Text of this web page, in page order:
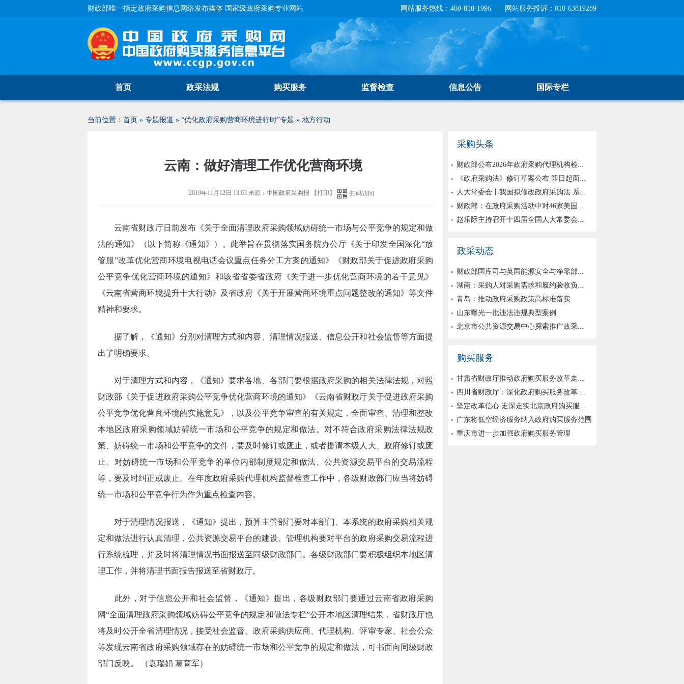
财政部唯一指定政府采购信息网络发布媒体 国家级政府采购专业网站 网站服务热线：400-810-1996 | 网站服务投诉：010-63819289
首页 政采法规 购买服务 监督检查 信息公告 国际专栏
当前位置： 首页 » 专题报道 » “优化政府采购营商环境进行时”专题 » 地方行动
云南：做好清理工作优化营商环境
2019年11月12日 13:03来源： 中国政府采购报 【打印 】 扫码访问
云南省财政厅日前发布《关于全面清理政府采购领域妨碍统一市场与公平竞争的规定和做
法的通知》（以下简称《通知》）。此举旨在贯彻落实国务院办公厅《关于印发全国深化“放
管服”改革优化营商环境电视电话会议重点任务分工方案的通知》《财政部关于促进政府采购
公平竞争优化营商环境的通知》和该省省委省政府《关于进一步优化营商环境的若干意见》
《云南省营商环境提升十大行动》及省政府《关于开展营商环境重点问题整改的通知》等文件
精神和要求。
据了解，《通知》分别对清理方式和内容、清理情况报送、信息公开和社会监督等方面提
出了明确要求。
对于清理方式和内容，《通知》要求各地、各部门要根据政府采购的相关法律法规，对照
财政部《关于促进政府采购公平竞争优化营商环境的通知》《云南省财政厅关于促进政府采购
公平竞争优化营商环境的实施意见》，以及公平竞争审查的有关规定，全面审查、清理和整改
本地区政府采购领域妨碍统一市场和公平竞争的规定和做法。对不符合政府采购法律法规政
策、妨碍统一市场和公平竞争的文件，要及时修订或废止，或者提请本级人大、政府修订或废
止。对妨碍统一市场和公平竞争的单位内部制度规定和做法、公共资源交易平台的交易流程
等，要及时纠正或废止。在年度政府采购代理机构监督检查工作中，各级财政部门应当将妨碍
统一市场和公平竞争行为作为重点检查内容。
对于清理情况报送，《通知》提出，预算主管部门要对本部门、本系统的政府采购相关规
定和做法进行认真清理，公共资源交易平台的建设、管理机构要对平台的政府采购交易流程进
行系统梳理，并及时将清理情况书面报送至同级财政部门。各级财政部门要积极组织本地区清
理工作，并将清理书面报告报送至省财政厅。
此外，对于信息公开和社会监督，《通知》提出，各级财政部门要通过云南省政府采购
网“全面清理政府采购领域妨碍公平竞争的规定和做法专栏”公开本地区清理结果，省财政厅也
将及时公开全省清理情况，接受社会监督。政府采购供应商、代理机构、评审专家、社会公众
等发现云南省政府采购领域存在的妨碍统一市场和公平竞争的规定和做法，可书面向同级财政
部门反映。
（袁瑞娟 葛育军）
采购头条
财政部公布2026年政府采购代理机构检...
《政府采购法》修订草案公布 即日起面...
人大常委会丨我国拟修改政府采购法 系...
财政部：在政府采购活动中对46家美国...
赵乐际主持召开十四届全国人大常委会...
政采动态
财政部国库司与英国能源安全与净零部...
湖南：采购人对采购需求和履约验收负...
青岛：推动政府采购政策高标准落实
山东曝光一批违法违规典型案例
北京市公共资源交易中心探索推广政采...
购买服务
甘肃省财政厅推动政府购买服务改革走...
四川省财政厅：深化政府购买服务改革 ...
坚定改革信心 走深走实北京政府购买服...
广东将低空经济服务纳入政府购买服务范围
重庆市进一步加强政府购买服务管理